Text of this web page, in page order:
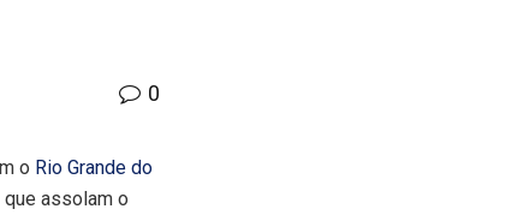
0
o Rio Grande do
assolam o